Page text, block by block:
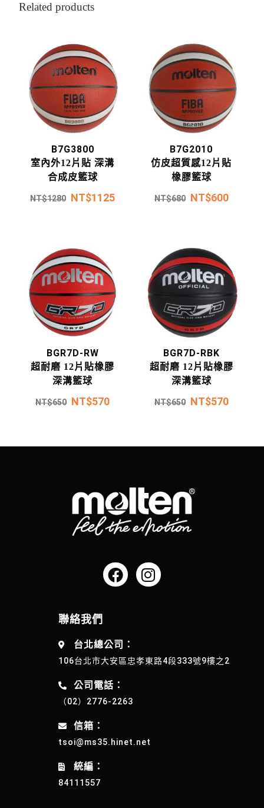
Related products
B7G3800
室內外12片貼 深溝
合成皮籃球
NT$1280 NT$1125
B7G2010
仿皮超質感12片貼
橡膠籃球
NT$680 NT$600
BGR7D-RW
超耐磨 12片貼橡膠
深溝籃球
NT$650 NT$570
BGR7D-RBK
超耐磨 12片貼橡膠
深溝籃球
NT$650 NT$570
聯絡我們
台北總公司：
106台北市大安區忠孝東路4段333號9樓之2
公司電話：
（02）2776-2263
信箱：
tsoi@ms35.hinet.net
統編：
84111557